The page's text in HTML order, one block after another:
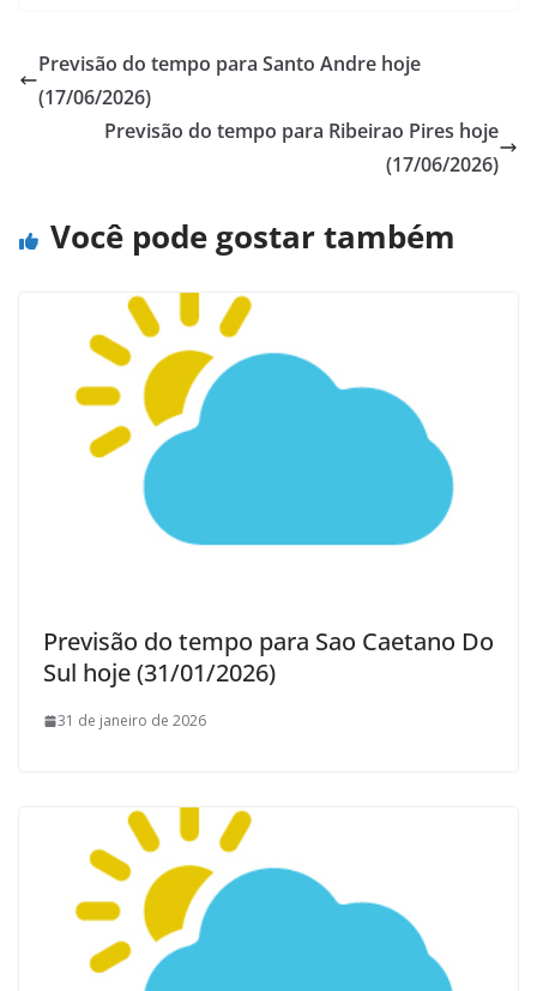
Previsão do tempo para Santo Andre hoje
(17/06/2026)
Previsão do tempo para Ribeirao Pires hoje
(17/06/2026)
Você pode gostar também
Previsão do tempo para Sao Caetano Do
Sul hoje (31/01/2026)
31 de janeiro de 2026